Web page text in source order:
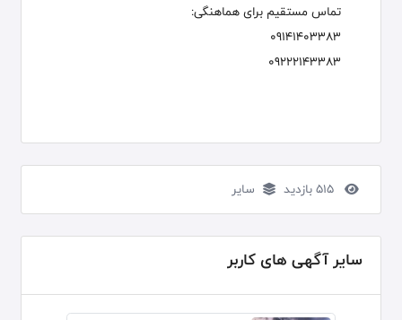
تماس مستقیم برای هماهنگی:
09141403383
09222143383
سایر
سایر آگهی های کاربر